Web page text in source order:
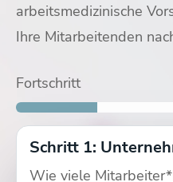
arbeitsmedizinische
Ihre Mitarbeitenden
Fortschritt
Schritt 1:
Wie viele